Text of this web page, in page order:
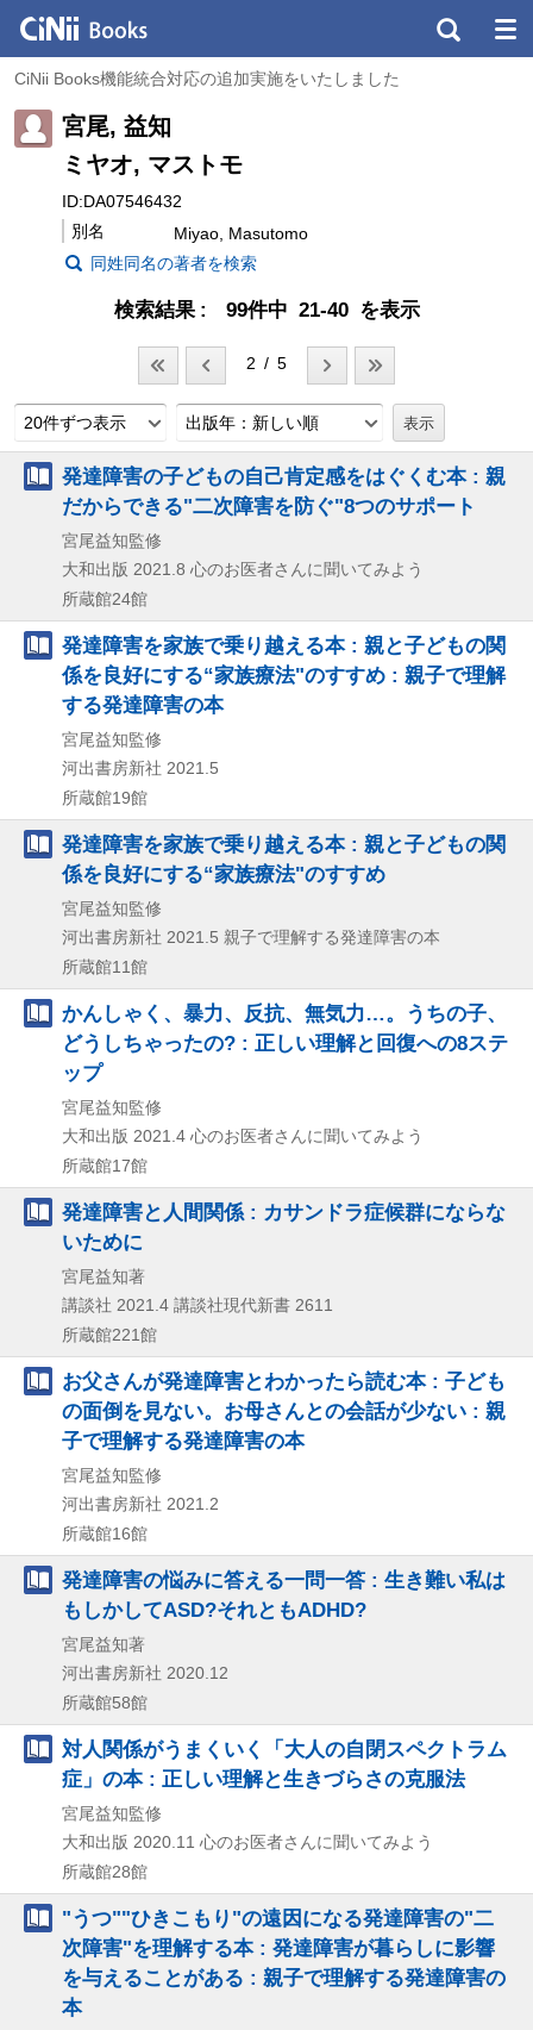
CiNii Books機能統合対応の追加実施をいたしました
宮尾, 益知
ミヤオ, マストモ
ID:DA07546432
別名
Miyao, Masutomo
同姓同名の著者を検索
検索結果 99件中 21-40 を表示
2 / 5
20件ずつ表示 出版年：新しい順
発達障害の子どもの自己肯定感をはぐくむ本 : 親
だからできる"二次障害を防ぐ"8つのサポート
宮尾益知監修
大和出版 2021.8 心のお医者さんに聞いてみよう
所蔵館24館
発達障害を家族で乗り越える本 : 親と子どもの関
係を良好にする“家族療法"のすすめ : 親子で理解
する発達障害の本
宮尾益知監修
河出書房新社 2021.5
所蔵館19館
発達障害を家族で乗り越える本 : 親と子どもの関
係を良好にする“家族療法"のすすめ
宮尾益知監修
河出書房新社 2021.5 親子で理解する発達障害の本
所蔵館11館
かんしゃく、暴力、反抗、無気力…。うちの子、
どうしちゃったの? : 正しい理解と回復への8ステ
ップ
宮尾益知監修
大和出版 2021.4 心のお医者さんに聞いてみよう
所蔵館17館
発達障害と人間関係 : カサンドラ症候群にならな
いために
宮尾益知著
講談社 2021.4 講談社現代新書 2611
所蔵館221館
お父さんが発達障害とわかったら読む本 : 子ども
の面倒を見ない。お母さんとの会話が少ない : 親
子で理解する発達障害の本
宮尾益知監修
河出書房新社 2021.2
所蔵館16館
発達障害の悩みに答える一問一答 : 生き難い私は
もしかしてASD?それともADHD?
宮尾益知著
河出書房新社 2020.12
所蔵館58館
対人関係がうまくいく「大人の自閉スペクトラム
症」の本 : 正しい理解と生きづらさの克服法
宮尾益知監修
大和出版 2020.11 心のお医者さんに聞いてみよう
所蔵館28館
"うつ""ひきこもり"の遠因になる発達障害の"二
次障害"を理解する本 : 発達障害が暮らしに影響
を与えることがある : 親子で理解する発達障害の
本